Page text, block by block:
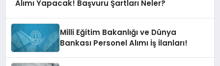
Alımı Yapacak! Başvuru Şartları Neler?
Milli Eğitim Bakanlığı ve Dünya
Bankası Personel Alımı İş İlanları!